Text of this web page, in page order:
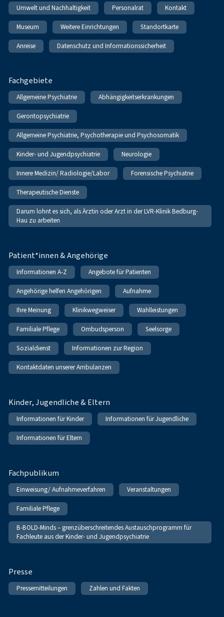
Umwelt und Nachhaltigkeit Personalrat Kontakt
Museum Weitere Einrichtungen Standortkarte
Anreise Datenschutz und Informationssicherheit
Fachgebiete
Allgemeine Psychiatrie Abhängigkeitserkrankungen
Gerontopsychiatrie
Allgemeine Psychiatrie, Psychotherapie und Psychosomatik
Kinder- und Jugendpsychiatrie Neurologie
Innere Medizin/ Radiologie/Labor Forensische Psychiatrie
Therapeutische Dienste
Darum lohnt es sich, als Ärztin oder Arzt in der LVR-Klinik Bedburg-
Hau zu arbeiten
Patient*innen & Angehörige
Informationen A-Z Angebote für Patienten
Angehörige helfen Angehörigen Aufnahme
Ihre Meinung Klinikwegweiser Wahlleistungen
Familiale Pflege Ombudsperson Seelsorge
Sozialdienst Informationen zur Region
Kontaktdaten unserer Ambulanzen
Kinder, Jugendliche & Eltern
Informationen für Kinder Informationen für Jugendliche
Informationen für Eltern
Fachpublikum
Einweisung/ Aufnahmeverfahren Veranstaltungen
Familiale Pflege
B-BOLD-Minds – grenzüberschreitendes Austauschprogramm für
Fachleute aus der Kinder- und Jugendpsychiatrie
Presse
Pressemitteilungen Zahlen und Fakten